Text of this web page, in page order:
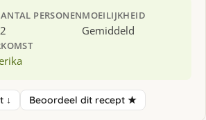
PERSONENMOEILIJKHEID
Gemiddeld
↓ Beoordeel dit recept ★